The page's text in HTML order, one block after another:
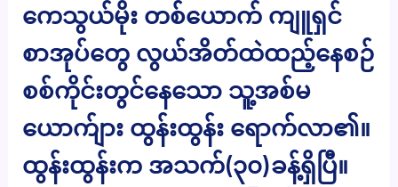
ကေသွယ်မိုး တစ်ယောက် ကျူရှင်
စာအုပ်တွေ လွယ်အိတ်ထဲထည့်နေစဉ်
စစ်ကိုင်းတွင်နေသော သူ့အစ်မ
ယောက်ျား ထွန်းထွန်း ရောက်လာ၏။
ထွန်းထွန်းက အသက်(၃၀)ခန့်ရှိပြီ။